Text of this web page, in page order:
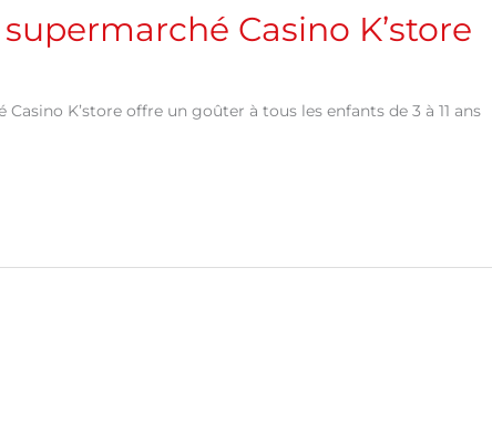
Casino K’store
K’store offre un goûter à tous les enfants de 3 à 11 ans